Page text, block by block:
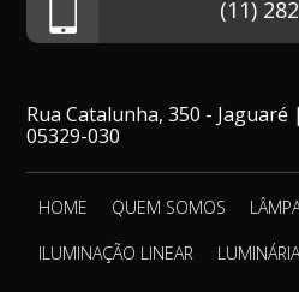
(11)
Rua Catalunha, 350 - Jaguaré
05329-030
HOME QUEM SOMOS
ILUMINAÇÃO LINEAR